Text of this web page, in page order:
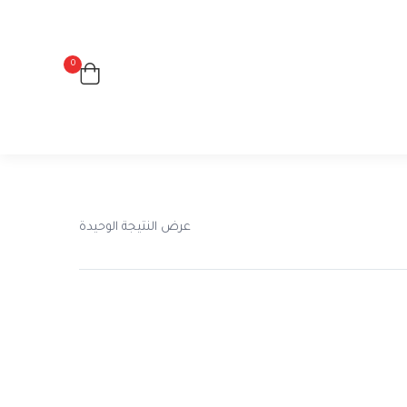
0
عرض النتيجة الوحيدة